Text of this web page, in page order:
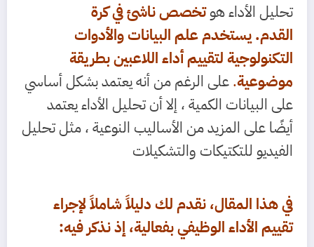
تحليل الأداء هوتخصص ناشئ في كرة
القدم.يستخدم علم البيانات والأدوات
التكنولوجية لتقييم أداء اللاعبين بطريقة
موضوعية.على الرغم من أنه يعتمد بشكل أساسي
على البيانات الكمية ، إلا أن تحليل الأداء يعتمد
أيضًا على المزيد من الأساليب النوعية ، مثل تحليل
الفيديو للتكتيكات والتشكيلات
في هذا المقال، نقدم لك دليلاً شاملاً لإجراء
تقييم الأداء الوظيفي بفعالية، إذ نذكر فيه: